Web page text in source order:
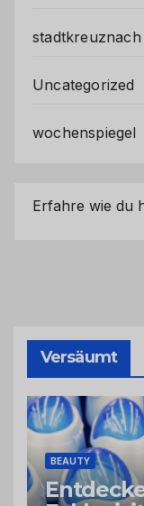
stadtkreuznach
Uncategorized
wochenspiegel
Erfahre wie du
Versäumt
BEAUTY